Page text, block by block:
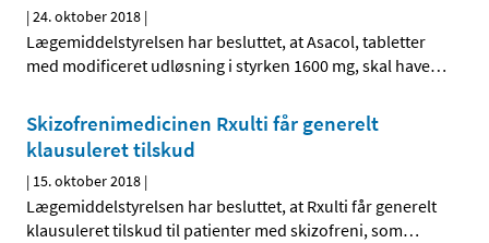
|24. oktober 2018 |
Lægemiddelstyrelsen har besluttet, at Asacol, tabletter
med modificeret udløsning i styrken 1600 mg, skal have…
Skizofrenimedicinen Rxulti får generelt
klausuleret tilskud
| 15. oktober 2018 |
Lægemiddelstyrelsen har besluttet, at Rxulti får generelt
klausuleret tilskud til patienter med skizofreni, som…